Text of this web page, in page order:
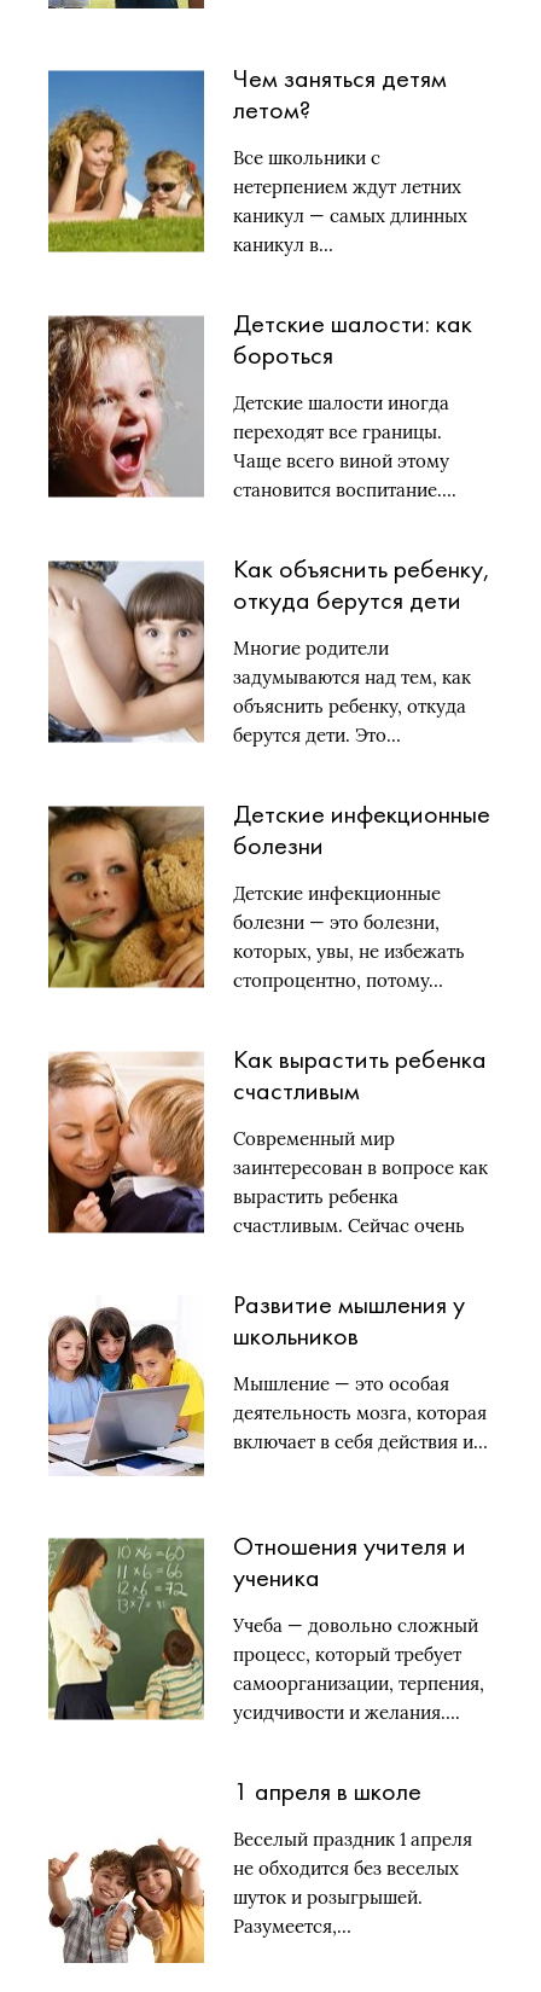
Чем заняться детям
летом?
Все школьники с
нетерпением ждут летних
каникул — самых длинных
каникул в…
Детские шалости: как
бороться
Детские шалости иногда
переходят все границы.
Чаще всего виной этому
становится воспитание….
Как объяснить ребенку,
откуда берутся дети
Многие родители
задумываются над тем, как
объяснить ребенку, откуда
берутся дети. Это…
Детские инфекционные
болезни
Детские инфекционные
болезни — это болезни,
которых, увы, не избежать
стопроцентно, потому…
Как вырастить ребенка
счастливым
Современный мир
заинтересован в вопросе как
вырастить ребенка
счастливым. Сейчас очень
Развитие мышления у
школьников
Мышление — это особая
деятельность мозга, которая
включает в себя действия и…
Отношения учителя и
ученика
Учеба — довольно сложный
процесс, который требует
самоорганизации, терпения,
усидчивости и желания….
1 апреля в школе
Веселый праздник 1 апреля
не обходится без веселых
шуток и розыгрышей.
Разумеется,…